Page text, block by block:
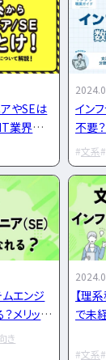
職種
エンジニア
swift CCIE
ター
タイミング
PHP Ruby
LPIC
CCNA
スキルア
炎上案件
ニア転職活動
アになればいい？
転職に必要なものは？
・求人応募
選べばいい？
敗すると？
った企業はどう選ぶ？
類・資格勉強
資格取得は何がいい？
書類作成の注意点は？
・スキルシートは？
やSEは
業界に
イン
不要
文理
文系
エンジ
メリット
き
【理
で未
有利
文系